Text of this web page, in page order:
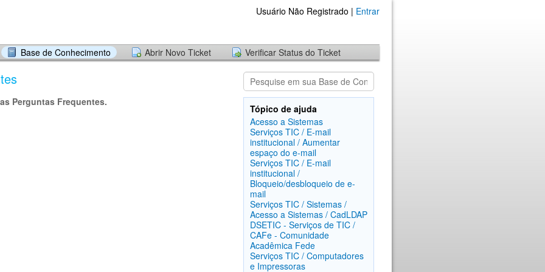
Usuário Não Registrado | Entrar
Base de Conhecimento Abrir Novo Ticket Verificar Status do Ticket
Perguntas Frequentes.
Tópico de ajuda
Acesso a Sistemas
Serviços TIC / E-mail
institucional / Aumentar
espaço do e-mail
Serviços TIC / E-mail
institucional /
Bloqueio/desbloqueio de e-
mail
Serviços TIC / Sistemas /
Acesso a Sistemas / CadLDAP
DSETIC - Serviços de TIC /
CAFe - Comunidade
Acadêmica Fede
Serviços TIC / Computadores
e Impressoras